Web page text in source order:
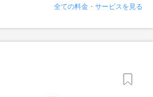
全ての料金・サービスを見る